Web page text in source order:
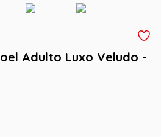
Adulto Luxo Veludo -